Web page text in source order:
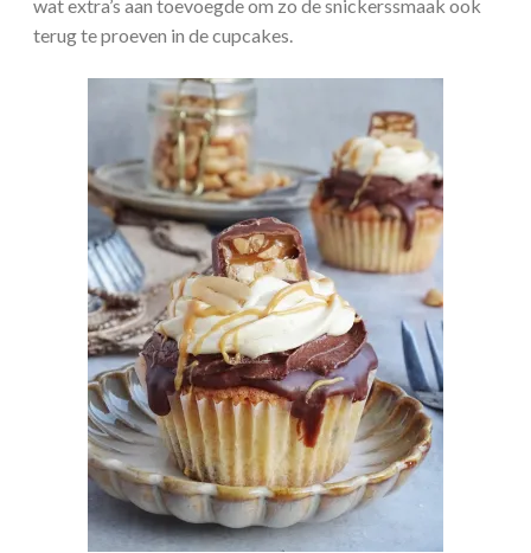
wat extra’s aan toevoegde om zo de snickerssmaak ook
terug te proeven in de cupcakes.